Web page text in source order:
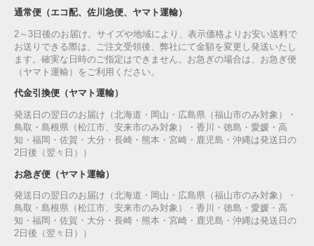
通常便（エコ配、佐川急便、ヤマト運輸）
2～3日後のお届け。サイズや地域により、表示価格よりお安い送料で
お送りできる際は、ご注文受領後、弊社にて金額を変更し発送いたし
ます。確実な日時のご指定はできません。お急ぎの場合は、お急ぎ便
（ヤマト運輸）をご利用ください。
代金引換便（ヤマト運輸）
発送日の翌日のお届け（北海道・岡山・広島県（福山市のみ対象）・
鳥取・島根県（松江市、安来市のみ対象）・香川・徳島・愛媛・高
知・福岡・佐賀・大分・長崎・熊本・宮崎・鹿児島・沖縄は発送日の
2日後（翌々日））
お急ぎ便（ヤマト運輸）
発送日の翌日のお届け（北海道・岡山・広島県（福山市のみ対象）・
鳥取・島根県（松江市、安来市のみ対象）・香川・徳島・愛媛・高
知・福岡・佐賀・大分・長崎・熊本・宮崎・鹿児島・沖縄は発送日の
2日後（翌々日））